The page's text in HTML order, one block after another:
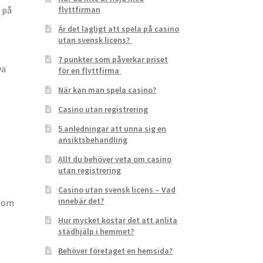
flyttfirman
Är det lagligt att spela på casino
utan svensk licens?
7 punkter som påverkar priset
för en flyttfirma
När kan man spela casino?
Casino utan registrering
5 anledningar att unna sig en
ansiktsbehandling
Allt du behöver veta om casino
utan registrering
Casino utan svensk licens – Vad
innebär det?
Hur mycket kostar det att anlita
städhjälp i hemmet?
Behöver företaget en hemsida?